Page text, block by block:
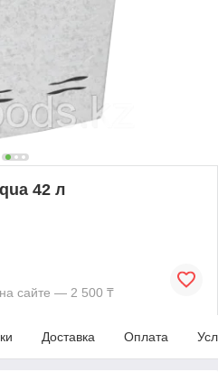
42 л
сайте — 2 500 ₸
Доставка Оплата